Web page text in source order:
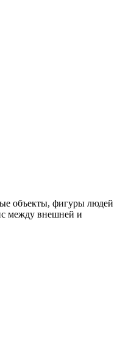
объекты, фигуры людей
между внешней и